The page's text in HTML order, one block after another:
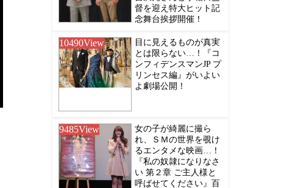
督を迎え特大ヒット記
念舞台挨拶開催！
10490View
目に見えるものが真実
とは限らない…！『コ
ンフィデンスマンJP プ
リンセス編』がいよい
よ劇場公開！
9485View
女の子が綺麗に撮ら
れ、ＳＭの世界を覗け
るエンタメな映画…！
『私の奴隷になりなさ
い 第２章 ご主人様と
呼ばせてください』百